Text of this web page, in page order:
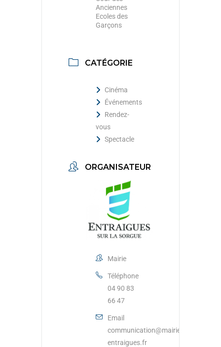
Anciennes
Ecoles des
Garçons
CATÉGORIE
Cinéma
Événements
Rendez-
vous
Spectacle
ORGANISATEUR
Mairie
Téléphone
04 90 83
66 47
Email
communication@mairie-
entraigues.fr